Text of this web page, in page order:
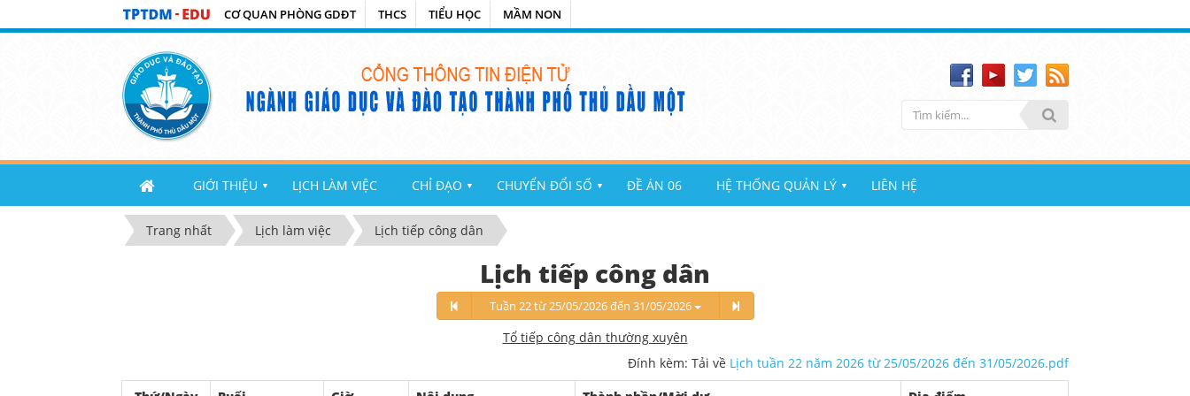
CƠ QUAN PHÒNG GDĐT THCS TIỂU HỌC MẦM NON
GIỚI THIỆU ▼ LỊCH LÀM VIỆC CHỈ ĐẠO ▼ CHUYỂN ĐỔI SỐ ▼ ĐỀ ÁN 06 HỆ THỐNG QUẢN LÝ ▼ LIÊN HỆ
Trang nhất Lịch làm việc Lịch tiếp công dân
Lịch tiếp công dân
Tuần 22 từ 25/05/2026 đến 31/05/2026
Tổ tiếp công dân thường xuyên
Đính kèm: Tải về Lịch tuần 22 năm 2026 từ 25/05/2026 đến 31/05/2026.pdf